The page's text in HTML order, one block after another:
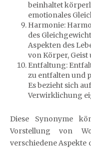
beinhaltet
emotionales
Harmonie:
des
Aspekten des
von Körper, Geist
Entfaltung:
zu entfalten und
Es bezieht sich
Verwirklichung
Diese Synonyme
Vorstellung von
verschiedene Aspekte